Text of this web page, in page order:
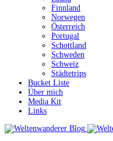
Finnland
Norwegen
Österreich
Portugal
Schottland
Schweden
Schweiz
Städtetrips
Bucket Liste
Über mich
Media Kit
Links